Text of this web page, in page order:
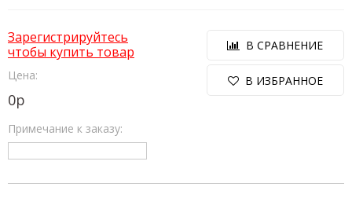
Зарегистрируйтесь
чтобы купить товар
Цена:
0р
Примечание к заказу:
В СРАВНЕНИЕ
В ИЗБРАННОЕ